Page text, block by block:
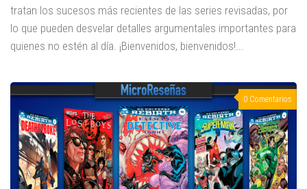
tratan los sucesos más recientes de las series revisadas, por
lo que pueden desvelar detalles argumentales importantes para
quienes no estén al día. ¡Bienvenidos, bienvenidos!...
0 Comentarios